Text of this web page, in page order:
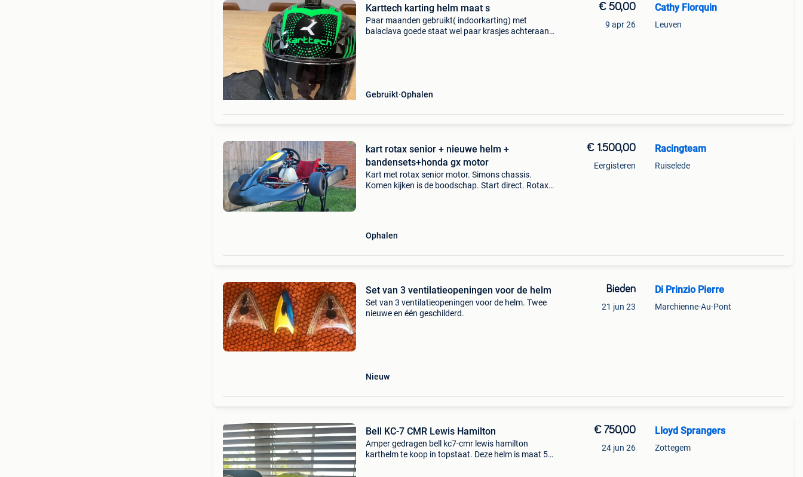
Karttech karting helm maat s
Paar maanden gebruikt( indoorkarting) met
balaclava goede staat wel paar krasjes achteraan(
Gebruikt Ophalen
€ 50,00
9 apr 26
Cathy Florquin
Leuven
kart rotax senior + nieuwe helm +
bandensets+honda gx motor
Kart met rotax senior motor. Simons chassis.
Komen kijken is de boodschap. Start direct. Rotax
Ophalen
€ 1.500,00
Eergisteren
Racingteam
Ruiselede
Set van 3 ventilatieopeningen voor de helm
Set van 3 ventilatieopeningen voor de helm. Twee
nieuwe en één geschilderd.
Nieuw
Bieden
21 jun 23
Di Prinzio Pierre
Marchienne-Au-Pont
Bell KC-7 CMR Lewis Hamilton
Amper gedragen bell kc7-cmr lewis hamilton
karthelm te koop in topstaat. Deze helm is maat 59.
€ 750,00
24 jun 26
Lloyd Sprangers
Zottegem